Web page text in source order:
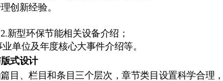
创新经验。
2.新型环保节能相关设备介绍；
单位及年度核心大事件介绍等。
式设计
目、栏目和条目三个层次，章节类目设置科学合理